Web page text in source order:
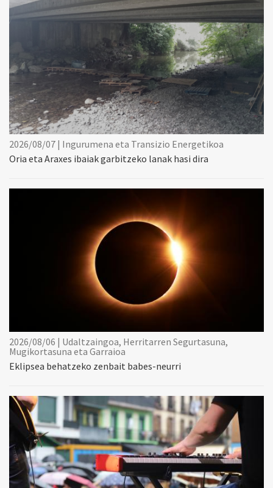
2026/08/07 | Ingurumena eta Transizio Energetikoa
Oria eta Araxes ibaiak garbitzeko lanak hasi dira
2026/08/06 | Udaltzaingoa, Herritarren Segurtasuna,
Mugikortasuna eta Garraioa
Eklipsea behatzeko zenbait babes-neurri